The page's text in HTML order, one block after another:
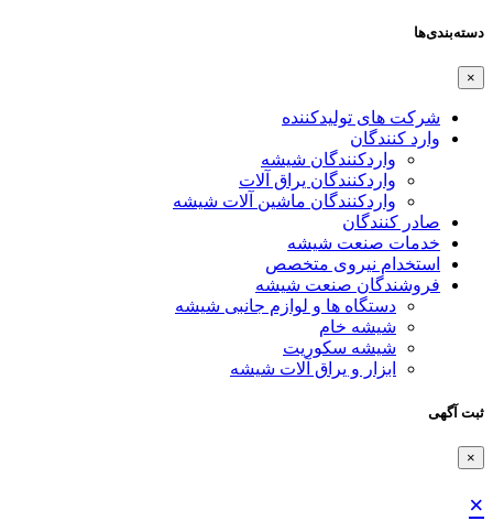
دسته‌بندی‌ها
×
شرکت های تولیدکننده
وارد کنندگان
واردکنندگان شیشه
واردکنندگان یراق آلات
واردکنندگان ماشین آلات شیشه
صادر کنندگان
خدمات صنعت شیشه
استخدام نیروی متخصص
فروشندگان صنعت شیشه
دستگاه ها و لوازم جانبی شیشه
شیشه خام
شیشه سکوریت
ابزار و یراق آلات شیشه
ثبت آگهی
×
×